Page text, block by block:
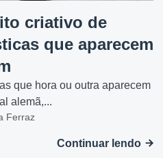
criativo de
que aparecem
que hora ou outra aparecem
alemã,...
Ferraz
Continuar lendo